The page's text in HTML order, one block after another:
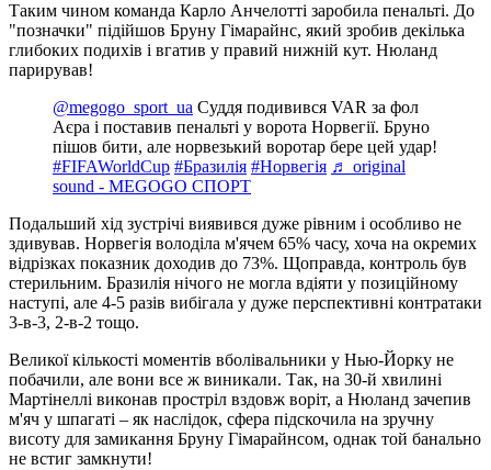
Таким чином команда Карло Анчелотті заробила пенальті. До
"позначки" підійшов Бруну Гімарайнс, який зробив декілька
глибоких подихів і вгатив у правий нижній кут. Нюланд
парирував!
@megogo_sport_ua Суддя подивився VAR за фол
Аєра і поставив пенальті у ворота Норвегії. Бруно
пішов бити, але норвезький воротар бере цей удар!️
#FIFAWorldCup #Бразилія #Норвегія ♬ original
sound - MEGOGO СПОРТ
Подальший хід зустрічі виявився дуже рівним і особливо не
здивував. Норвегія володіла м'ячем 65% часу, хоча на окремих
відрізках показник доходив до 73%. Щоправда, контроль був
стерильним. Бразилія нічого не могла вдіяти у позиційному
наступі, але 4-5 разів вибігала у дуже перспективні контратаки
3-в-3, 2-в-2 тощо.
Великої кількості моментів вболівальники у Нью-Йорку не
побачили, але вони все ж виникали. Так, на 30-й хвилині
Мартінеллі виконав простріл вздовж воріт, а Нюланд зачепив
м'яч у шпагаті – як наслідок, сфера підскочила на зручну
висоту для замикання Бруну Гімарайнсом, однак той банально
не встиг замкнути!